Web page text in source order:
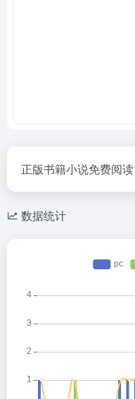
正版书籍小说免费阅读
数据统计